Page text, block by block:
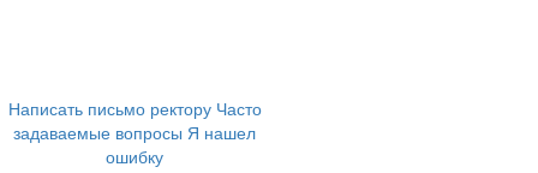
Написать письмо ректору Часто
задаваемые вопросы Я нашел
ошибку